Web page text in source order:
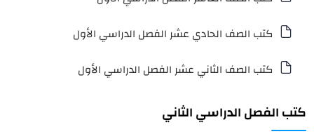
كتب الصف الحادي عشر الفصل الدراسي الأول
كتب الصف الثاني عشر الفصل الدراسي الأول
كتب الفصل الدراسي الثاني